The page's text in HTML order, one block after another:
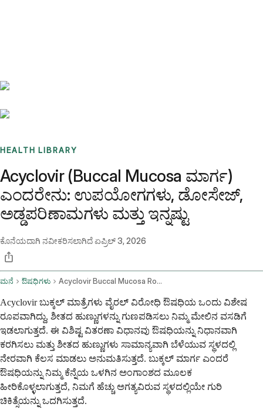
HEALTH LIBRARY
Acyclovir (Buccal Mucosa ಮಾರ್ಗ)
ಎಂದರೇನು: ಉಪಯೋಗಗಳು, ಡೋಸೇಜ್,
ಅಡ್ಡಪರಿಣಾಮಗಳು ಮತ್ತು ಇನ್ನಷ್ಟು
ಕೊನೆಯದಾಗಿ ನವೀಕರಿಸಲಾಗಿದೆಏಪ್ರಿಲ್ 3, 2026
ಮನೆ ಔಷಧಿಗಳು Acyclovir Buccal Mucosa Route
Acyclovir ಬುಕ್ಕಲ್ ಮಾತ್ರೆಗಳು ವೈರಲ್ ವಿರೋಧಿ ಔಷಧಿಯ ಒಂದು ವಿಶೇಷ
ರೂಪವಾಗಿದ್ದು, ಶೀತದ ಹುಣ್ಣುಗಳನ್ನು ಗುಣಪಡಿಸಲು ನಿಮ್ಮ ಮೇಲಿನ ವಸಡಿಗೆ
ಇಡಲಾಗುತ್ತದೆ. ಈ ವಿಶಿಷ್ಟ ವಿತರಣಾ ವಿಧಾನವು ಔಷಧಿಯನ್ನು ನಿಧಾನವಾಗಿ
ಕರಗಿಸಲು ಮತ್ತು ಶೀತದ ಹುಣ್ಣುಗಳು ಸಾಮಾನ್ಯವಾಗಿ ಬೆಳೆಯುವ ಸ್ಥಳದಲ್ಲಿ
ನೇರವಾಗಿ ಕೆಲಸ ಮಾಡಲು ಅನುಮತಿಸುತ್ತದೆ. ಬುಕ್ಕಲ್ ಮಾರ್ಗ ಎಂದರೆ
ಔಷಧಿಯನ್ನು ನಿಮ್ಮ ಕೆನ್ನೆಯ ಒಳಗಿನ ಅಂಗಾಂಶದ ಮೂಲಕ
ಹೀರಿಕೊಳ್ಳಲಾಗುತ್ತದೆ, ನಿಮಗೆ ಹೆಚ್ಚು ಅಗತ್ಯವಿರುವ ಸ್ಥಳದಲ್ಲಿಯೇ ಗುರಿ
ಚಿಕಿತ್ಸೆಯನ್ನು ಒದಗಿಸುತ್ತದೆ.